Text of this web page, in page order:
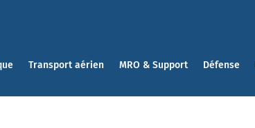
Transport aérien MRO & Support Défense